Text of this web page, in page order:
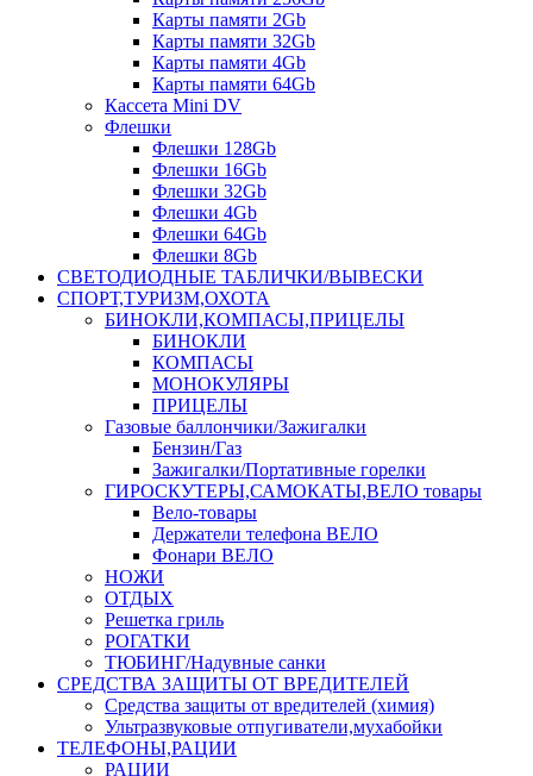
Карты памяти 2Gb
Карты памяти 32Gb
Карты памяти 4Gb
Карты памяти 64Gb
Кассета Mini DV
Флешки
Флешки 128Gb
Флешки 16Gb
Флешки 32Gb
Флешки 4Gb
Флешки 64Gb
Флешки 8Gb
СВЕТОДИОДНЫЕ ТАБЛИЧКИ/ВЫВЕСКИ
СПОРТ,ТУРИЗМ,ОХОТА
БИНОКЛИ,КОМПАСЫ,ПРИЦЕЛЫ
БИНОКЛИ
КОМПАСЫ
МОНОКУЛЯРЫ
ПРИЦЕЛЫ
Газовые баллончики/Зажигалки
Бензин/Газ
Зажигалки/Портативные горелки
ГИРОСКУТЕРЫ,САМОКАТЫ,ВЕЛО товары
Вело-товары
Держатели телефона ВЕЛО
Фонари ВЕЛО
НОЖИ
ОТДЫХ
Решетка гриль
РОГАТКИ
ТЮБИНГ/Надувные санки
СРЕДСТВА ЗАЩИТЫ ОТ ВРЕДИТЕЛЕЙ
Средства защиты от вредителей (химия)
Ультразвуковые отпугиватели,мухабойки
ТЕЛЕФОНЫ,РАЦИИ
РАЦИИ